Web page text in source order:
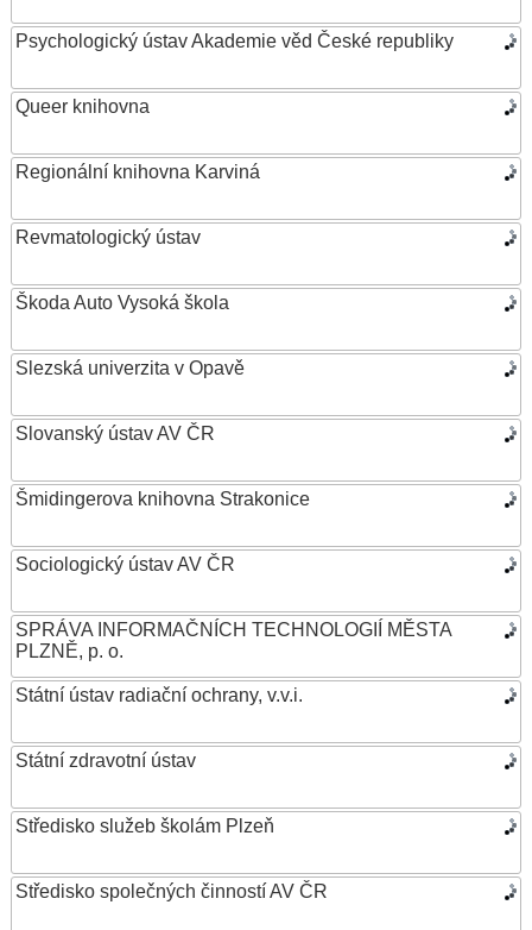
Psychologický ústav Akademie věd České republiky
Queer knihovna
Regionální knihovna Karviná
Revmatologický ústav
Škoda Auto Vysoká škola
Slezská univerzita v Opavě
Slovanský ústav AV ČR
Šmidingerova knihovna Strakonice
Sociologický ústav AV ČR
SPRÁVA INFORMAČNÍCH TECHNOLOGIÍ MĚSTA
PLZNĚ, p. o.
Státní ústav radiační ochrany, v.v.i.
Státní zdravotní ústav
Středisko služeb školám Plzeň
Středisko společných činností AV ČR